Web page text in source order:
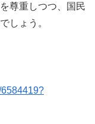
尊重しつつ、国民
しょう。